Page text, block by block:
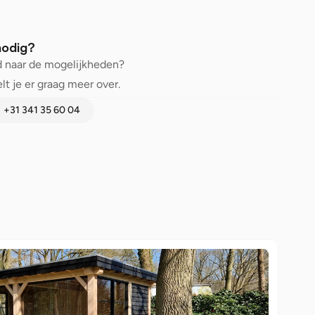
naar de mogelijkheden?
je er graag meer over.
+31 341 35 60 04